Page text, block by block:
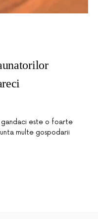
gandaci este o foarte
multe gospodarii